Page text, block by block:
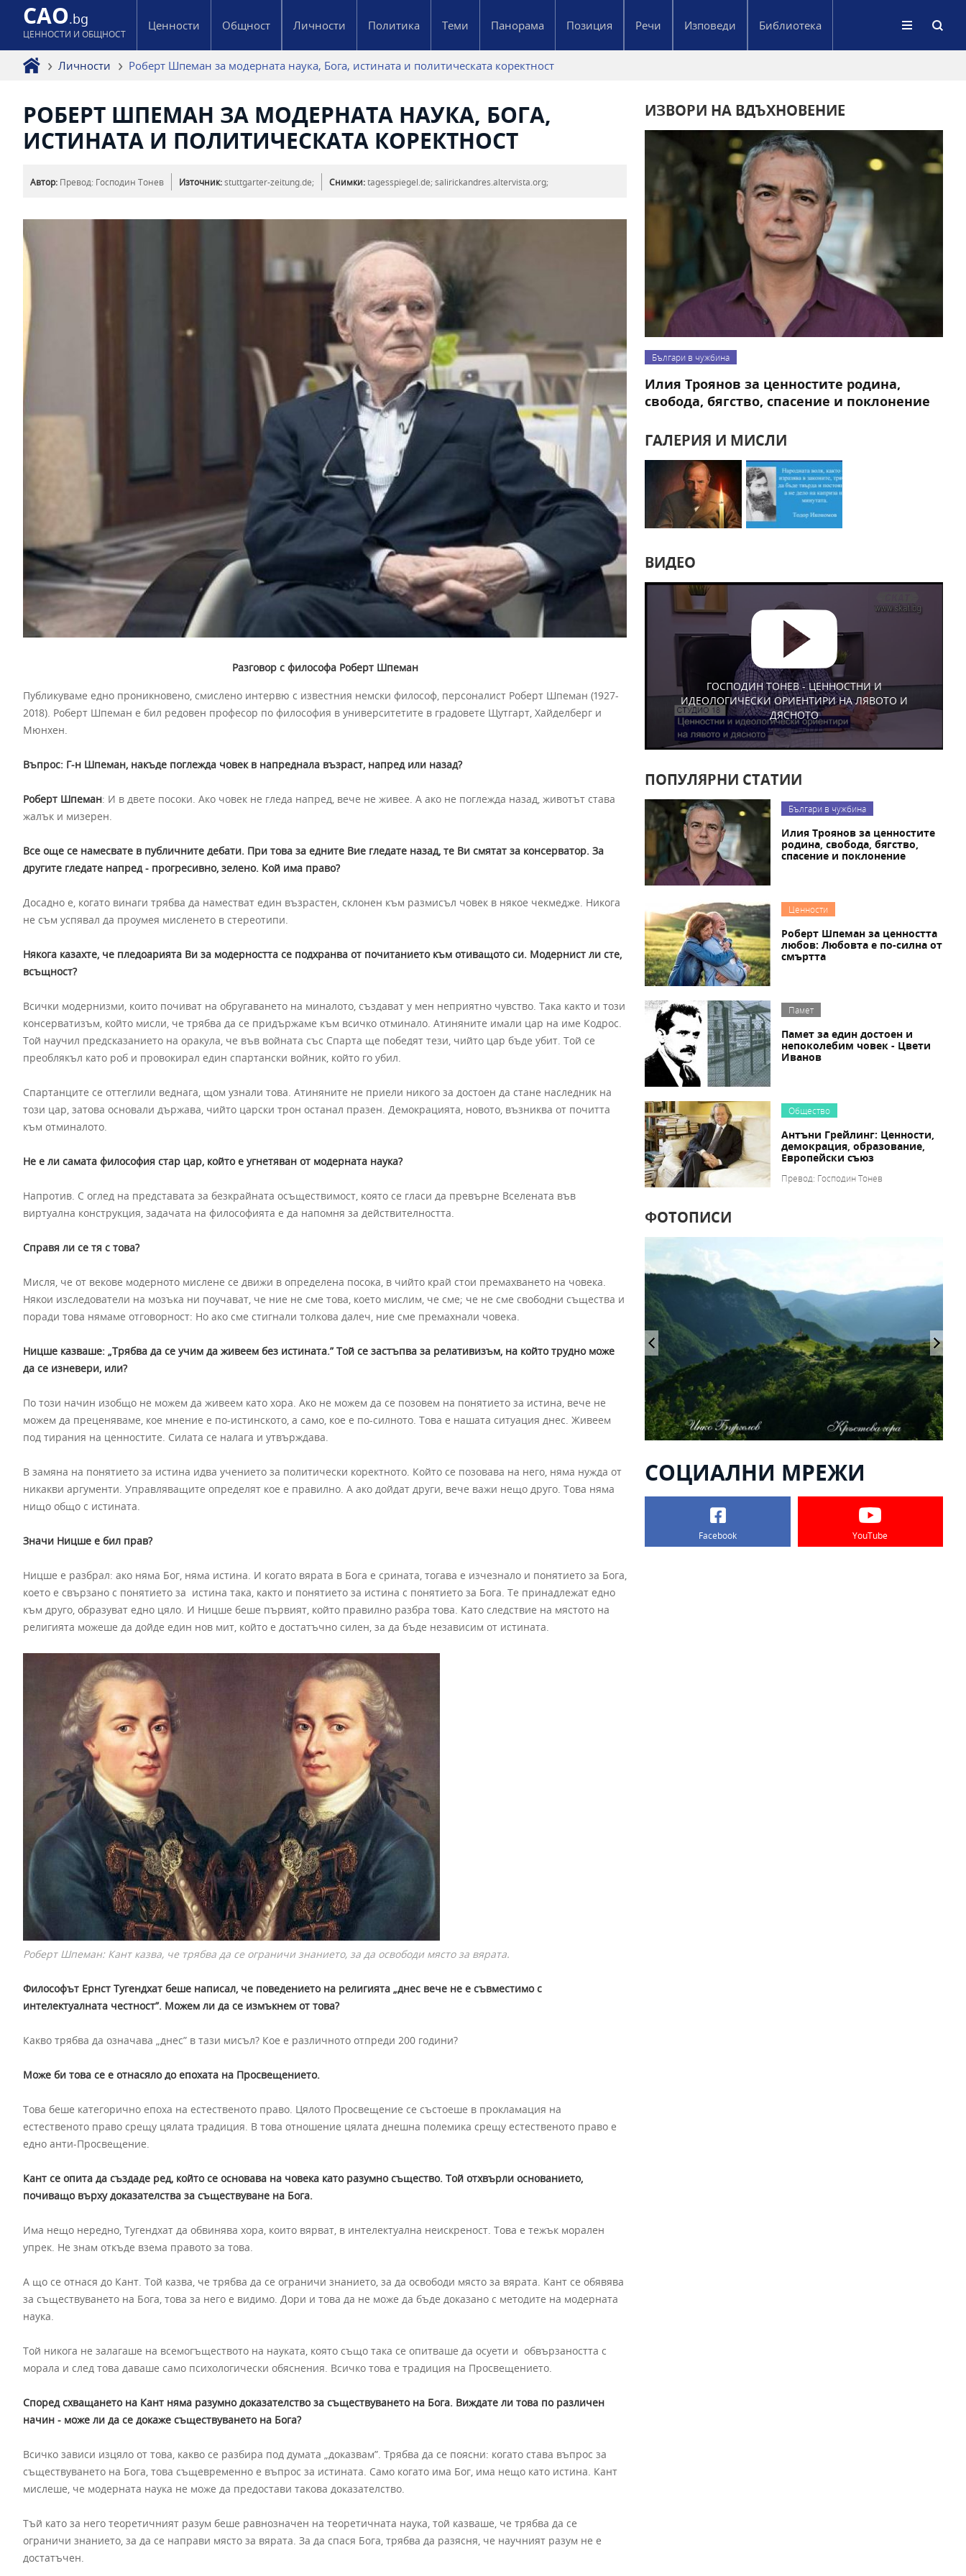
CAO.bg
ЦЕННОСТИ И ОБЩНОСТ
Ценности Общност Личности Политика Теми Панорама Позиция Речи Изповеди Библиотека
Личности Роберт Шпеман за модерната наука, Бога, истината и политическата коректност
РОБЕРТ ШПЕМАН ЗА МОДЕРНАТА НАУКА, БОГА,
ИСТИНАТА И ПОЛИТИЧЕСКАТА КОРЕКТНОСТ
Автор: Превод: Господин Тонев Източник:stuttgarter-zeitung.de; Снимки:tagesspiegel.de; salirickandres.altervista.org;
Разговор с философа Роберт Шпеман
Публикуваме едно проникновено, смислено интервю с известния немски философ, персоналист Роберт Шпеман (1927-
2018). Роберт Шпеман е бил редовен професор по философия в университетите в градовете Щутгарт, Хайделберг и
Мюнхен.
Въпрос: Г-н Шпеман, накъде поглежда човек в напреднала възраст, напред или назад?
Роберт Шпеман: И в двете посоки. Ако човек не гледа напред, вече не живее. А ако не поглежда назад, животът става
жалък и мизерен.
Все още се намесвате в публичните дебати. При това за едните Вие гледате назад, те Ви смятат за консерватор. За
другите гледате напред - прогресивно, зелено. Кой има право?
Досадно е, когато винаги трябва да наместват един възрастен, склонен към размисъл човек в някое чекмедже. Никога
не съм успявал да проумея мисленето в стереотипи.
Някога казахте, че пледоарията Ви за модерността се подхранва от почитанието към отиващото си. Модернист ли сте,
всъщност?
Всички модернизми, които почиват на обругаването на миналото, създават у мен неприятно чувство. Така както и този
консерватизъм, който мисли, че трябва да се придържаме към всичко отминало. Атиняните имали цар на име Кодрос.
Той научил предсказанието на оракула, че във войната със Спарта ще победят тези, чийто цар бъде убит. Той се
преоблякъл като роб и провокирал един спартански войник, който го убил.
Спартанците се оттеглили веднага, щом узнали това. Атиняните не приели никого за достоен да стане наследник на
този цар, затова основали държава, чийто царски трон останал празен. Демокрацията, новото, възниква от почитта
към отминалото.
Не е ли самата философия стар цар, който е угнетяван от модерната наука?
Напротив. С оглед на представата за безкрайната осъществимост, която се гласи да превърне Вселената във
виртуална конструкция, задачата на философията е да напомня за действителността.
Справя ли се тя с това?
Мисля, че от векове модерното мислене се движи в определена посока, в чийто край стои премахването на човека.
Някои изследователи на мозъка ни поучават, че ние не сме това, което мислим, че сме; че не сме свободни същества и
поради това нямаме отговорност: Но ако сме стигнали толкова далеч, ние сме премахнали човека.
Ницше казваше: „Трябва да се учим да живеем без истината.” Той се застъпва за релативизъм, на който трудно може
да се изневери, или?
По този начин изобщо не можем да живеем като хора. Ако не можем да се позовем на понятието за истина, вече не
можем да преценяваме, кое мнение е по-истинското, а само, кое е по-силното. Това е нашата ситуация днес. Живеем
под тирания на ценностите. Силата се налага и утвърждава.
В замяна на понятието за истина идва учението за политически коректното. Който се позовава на него, няма нужда от
никакви аргументи. Управляващите определят кое е правилно. А ако дойдат други, вече важи нещо друго. Това няма
нищо общо с истината.
Значи Ницше е бил прав?
Ницше е разбрал: ако няма Бог, няма истина. И когато вярата в Бога е срината, тогава е изчезнало и понятието за Бога,
което е свързано с понятието за истина така, както и понятието за истина с понятието за Бога. Те принадлежат едно
към друго, образуват едно цяло. И Ницше беше първият, който правилно разбра това. Като следствие на мястото на
религията можеше да дойде един нов мит, който е достатъчно силен, за да бъде независим от истината.
Роберт Шпеман: Кант казва, че трябва да се ограничи знанието, за да освободи място за вярата.
Философът Ернст Тугендхат беше написал, че поведението на религията „днес вече не е съвместимо с
интелектуалната честност”. Можем ли да се измъкнем от това?
Какво трябва да означава „днес” в тази мисъл? Кое е различното отпреди 200 години?
Може би това се е отнасяло до епохата на Просвещението.
Това беше категорично епоха на естественото право. Цялото Просвещение се състоеше в прокламация на
естественото право срещу цялата традиция. В това отношение цялата днешна полемика срещу естественото право е
едно анти-Просвещение.
Кант се опита да създаде ред, който се основава на човека като разумно същество. Той отхвърли основанието,
почиващо върху доказателства за съществуване на Бога.
Има нещо нередно, Тугендхат да обвинява хора, които вярват, в интелектуална неискреност. Това е тежък морален
упрек. Не знам откъде взема правото за това.
А що се отнася до Кант. Той казва, че трябва да се ограничи знанието, за да освободи място за вярата. Кант се обявява
за съществуването на Бога, това за него е видимо. Дори и това да не може да бъде доказано с методите на модерната
наука.
Той никога не залагаше на всемогъществото на науката, която също така се опитваше да осуети и обвързаността с
морала и след това даваше само психологически обяснения. Всичко това е традиция на Просвещението.
Според схващането на Кант няма разумно доказателство за съществуването на Бога. Виждате ли това по различен
начин - може ли да се докаже съществуването на Бога?
Всичко зависи изцяло от това, какво се разбира под думата „доказвам”. Трябва да се поясни: когато става въпрос за
съществуването на Бога, това същевременно е въпрос за истината. Само когато има Бог, има нещо като истина. Кант
мислеше, че модерната наука не може да предостави такова доказателство.
Тъй като за него теоретичният разум беше равнозначен на теоретичната наука, той казваше, че трябва да се
ограничи знанието, за да се направи място за вярата. За да спася Бога, трябва да разясня, че научният разум не е
достатъчен.
ИЗВОРИ НА ВДЪХНОВЕНИЕ
Българи в чужбина
Илия Троянов за ценностите родина,
свобода, бягство, спасение и поклонение
ГАЛЕРИЯ И МИСЛИ
ВИДЕО
ГОСПОДИН ТОНЕВ - ЦЕННОСТНИ И
ИДЕОЛОГИЧЕСКИ ОРИЕНТИРИ НА ЛЯВОТО И
ДЯСНОТО
ПОПУЛЯРНИ СТАТИИ
Българи в чужбина
Илия Троянов за ценностите
родина, свобода, бягство,
спасение и поклонение
Ценности
Роберт Шпеман за ценността
любов: Любовта е по-силна от
смъртта
Памет
Памет за един достоен и
непоколебим човек - Цвети
Иванов
Общество
Антъни Грейлинг: Ценности,
демокрация, образование,
Европейски съюз
Превод: Господин Тонев
ФОТОПИСИ
СОЦИАЛНИ МРЕЖИ
Facebook YouTube